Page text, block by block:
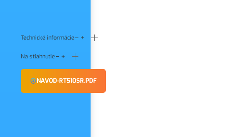
Technické informácie
Na stiahnutie
NAVOD-RT510SR.PDF